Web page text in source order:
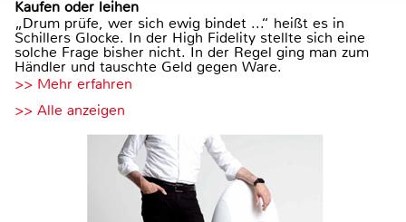
Kaufen oder leihen
„Drum prüfe, wer sich ewig bindet ...“ heißt es in
Schillers Glocke. In der High Fidelity stellte sich eine
solche Frage bisher nicht. In der Regel ging man zum
Händler und tauschte Geld gegen Ware.
>> Mehr erfahren
>> Alle anzeigen